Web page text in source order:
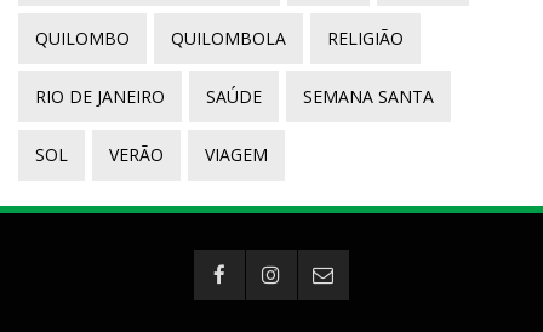
QUILOMBO QUILOMBOLA RELIGIÃO
RIO DE JANEIRO SAÚDE SEMANA SANTA
SOL VERÃO VIAGEM